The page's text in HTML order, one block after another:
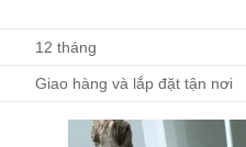
12 tháng
Giao hàng và lắp đặt tận nơi